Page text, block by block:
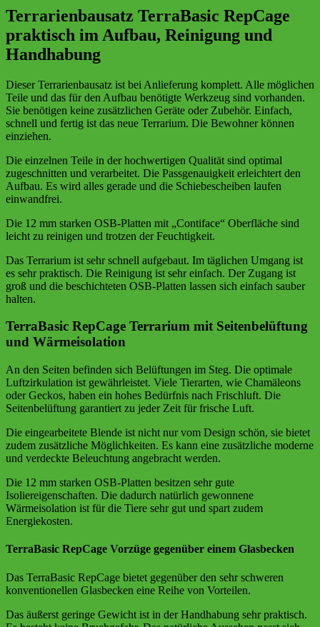
Terrarienbausatz TerraBasic RepCage
praktisch im Aufbau, Reinigung und
Handhabung
Dieser Terrarienbausatz ist bei Anlieferung komplett. Alle möglichen
Teile und das für den Aufbau benötigte Werkzeug sind vorhanden.
Sie benötigen keine zusätzlichen Geräte oder Zubehör. Einfach,
schnell und fertig ist das neue Terrarium. Die Bewohner können
einziehen.
Die einzelnen Teile in der hochwertigen Qualität sind optimal
zugeschnitten und verarbeitet. Die Passgenauigkeit erleichtert den
Aufbau. Es wird alles gerade und die Schiebescheiben laufen
einwandfrei.
Die 12 mm starken OSB-Platten mit „Contiface“ Oberfläche sind
leicht zu reinigen und trotzen der Feuchtigkeit.
Das Terrarium ist sehr schnell aufgebaut. Im täglichen Umgang ist
es sehr praktisch. Die Reinigung ist sehr einfach. Der Zugang ist
groß und die beschichteten OSB-Platten lassen sich einfach sauber
halten.
TerraBasic RepCage Terrarium mit Seitenbelüftung
und Wärmeisolation
An den Seiten befinden sich Belüftungen im Steg. Die optimale
Luftzirkulation ist gewährleistet. Viele Tierarten, wie Chamäleons
oder Geckos, haben ein hohes Bedürfnis nach Frischluft. Die
Seitenbelüftung garantiert zu jeder Zeit für frische Luft.
Die eingearbeitete Blende ist nicht nur vom Design schön, sie bietet
zudem zusätzliche Möglichkeiten. Es kann eine zusätzliche moderne
und verdeckte Beleuchtung angebracht werden.
Die 12 mm starken OSB-Platten besitzen sehr gute
Isoliereigenschaften. Die dadurch natürlich gewonnene
Wärmeisolation ist für die Tiere sehr gut und spart zudem
Energiekosten.
TerraBasic RepCage Vorzüge gegenüber einem Glasbecken
Das TerraBasic RepCage bietet gegenüber den sehr schweren
konventionellen Glasbecken eine Reihe von Vorteilen.
Das äußerst geringe Gewicht ist in der Handhabung sehr praktisch.